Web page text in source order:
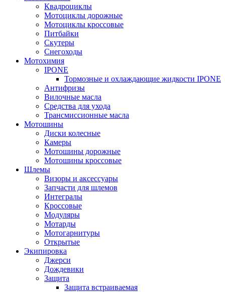
Квадроциклы
Мотоциклы дорожные
Мотоциклы кроссовые
Питбайки
Скутеры
Снегоходы
Мотохимия
IPONE
Тормозные и охлаждающие жидкости IPONE
Антифризы
Вилочные масла
Средства для ухода
Трансмиссионные масла
Мотошины
Диски колесные
Камеры
Мотошины дорожные
Мотошины кроссовые
Шлемы
Визоры и аксессуары
Запчасти для шлемов
Интегралы
Кроссовые
Модуляры
Мотарды
Мотогарнитуры
Открытые
Экипировка
Джерси
Дождевики
Защита
Защита встраиваемая